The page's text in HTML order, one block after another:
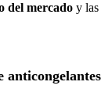
del mercado y las
anticongelantes